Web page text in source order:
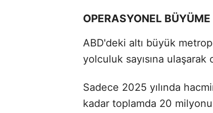
OPERASYONEL
ABD'deki altı büyük
yolculuk sayısına ulaşarak
Sadece 2025 yılında
kadar toplamda 20 milyonu